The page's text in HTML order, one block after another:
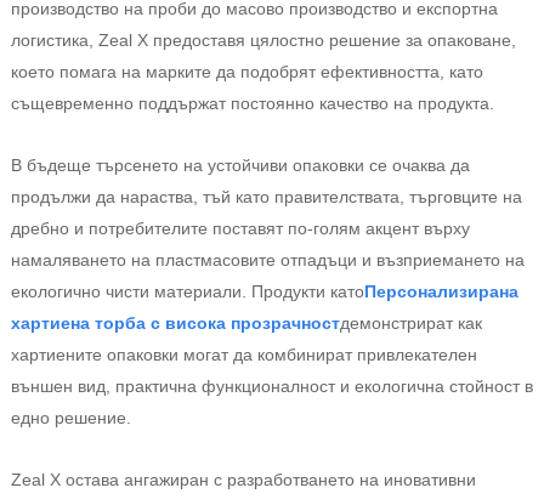
производство на проби до масово производство и експортна
логистика, Zeal X предоставя цялостно решение за опаковане,
което помага на марките да подобрят ефективността, като
същевременно поддържат постоянно качество на продукта.
В бъдеще търсенето на устойчиви опаковки се очаква да
продължи да нараства, тъй като правителствата, търговците на
дребно и потребителите поставят по-голям акцент върху
намаляването на пластмасовите отпадъци и възприемането на
екологично чисти материали. Продукти катоПерсонализирана
хартиена торба с висока прозрачностдемонстрират как
хартиените опаковки могат да комбинират привлекателен
външен вид, практична функционалност и екологична стойност в
едно решение.
Zeal X остава ангажиран с разработването на иновативни